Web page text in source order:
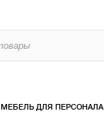
МЕБЕЛЬ ДЛЯ ПЕРСОНАЛА